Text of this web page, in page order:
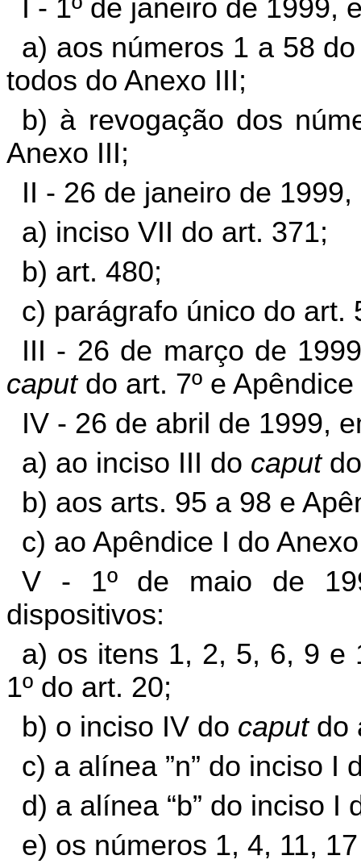
I - 1º de janeiro de 1999,
a) aos números 1 a 58
todos do Anexo III;
b) à revogação dos
Anexo III;
II - 26 de janeiro de
a) inciso VII do art. 371;
b) art. 480;
c) parágrafo único do art.
III - 26 de março de
caputdo art. 7º e
IV - 26 de abril de 1999,
a) ao inciso III do caputdo
b) aos arts. 95 a 98 e
c) ao Apêndice I do
V - 1º de maio de
dispositivos:
a) os itens 1, 2, 5, 6, 9 e
1º do art. 20;
b) o inciso IV do caputdo
c) a alínea ”n” do inciso I
d) a alínea “b” do inciso I
e) os números 1, 4, 11,